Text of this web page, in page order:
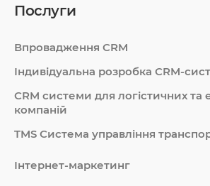
Послуги
Впровадження CRM
Індивідуальна розробка CRM-
СRM системи для логістичних та
компаній
TMS Система управління
Інтернет-маркетинг